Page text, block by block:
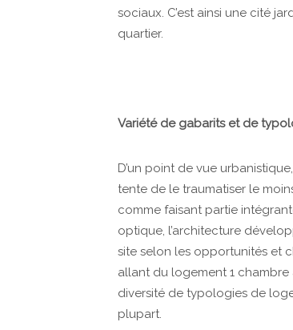
sociaux. C’est ainsi une cité
quartier.
Variété de gabarits et de
D’un point de vue
tente de le traumatiser le
comme faisant partie
optique, l’architecture
site selon les opportunités et
allant du logement 1
diversité de typologies de
plupart.